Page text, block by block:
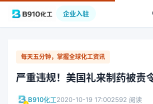
企业入驻
每天五分钟，掌握全球化工资讯
严重违规！美国礼来制药被责
B910化工2020-10-19 17:002592 阅读